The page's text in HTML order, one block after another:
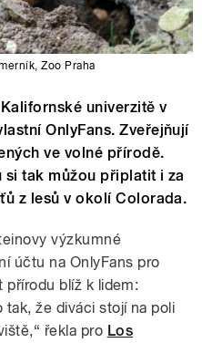
,Zoo Praha
univerzitě v
OnlyFans. Zveřejňují
ve volné přírodě.
si tak můžou připlatit i za
z lesů v okolí Colorada.
výzkumné
účtu na OnlyFans pro
přírodu blíž k lidem:
tak, že diváci stojí na poli
řekla pro Los